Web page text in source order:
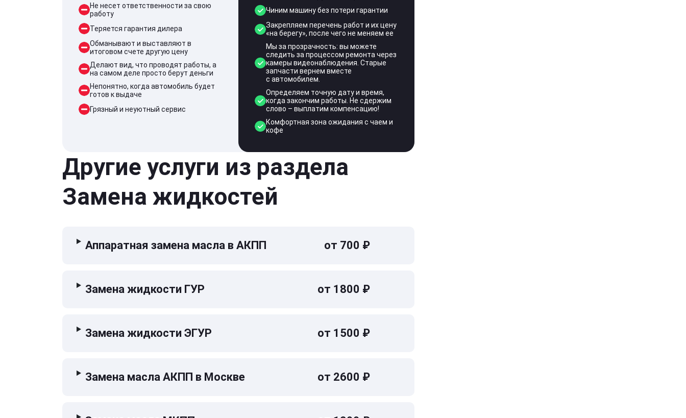
Не несет ответственности за свою
работу
Теряется гарантия дилера
Обманывают и выставляют в
итоговом счете другую цену
Делают вид, что проводят работы, а
на самом деле просто берут деньги
Непонятно, когда автомобиль будет
готов к выдаче
Грязный и неуютный сервис
Чиним машину без потери гарантии
Закрепляем перечень работ и их цену
«на берегу», после чего не меняем ее
Мы за прозрачность: вы можете
следить за процессом ремонта через
камеры видеонаблюдения. Старые
запчасти вернем вместе
с автомобилем.
Определяем точную дату и время,
когда закончим работы. Не сдержим
слово – выплатим компенсацию!
Комфортная зона ожидания с чаем и
кофе
Другие услуги из раздела
Замена жидкостей
Аппаратная замена масла в АКПП от 700 ₽
Замена жидкости ГУР от 1800 ₽
Замена жидкости ЭГУР от 1500 ₽
Замена масла АКПП в Москве от 2600 ₽